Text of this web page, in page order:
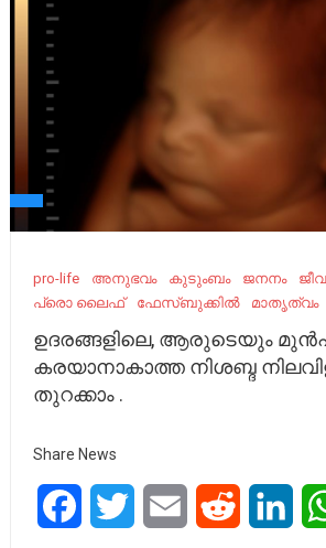
pro-life അനുഭവം കുടുംബം ജനനം
പ്രൊ ലൈഫ്
ഫേസ്ബുക്കിൽ മാതൃത്വം
ഉദരങ്ങളിലെ, ആരുടെയും
കരയാനാകാത്ത നിശബ്ദ
തുറക്കാം .
Share News
FacebookTwitter Email Reddit